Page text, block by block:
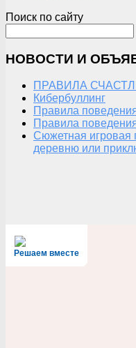
Поиск по сайту
НОВОСТИ И
ПРАВИЛА
Кибербуллинг
Правила
Правила
Сюжетная игровая
деревню или
Решаем вместе